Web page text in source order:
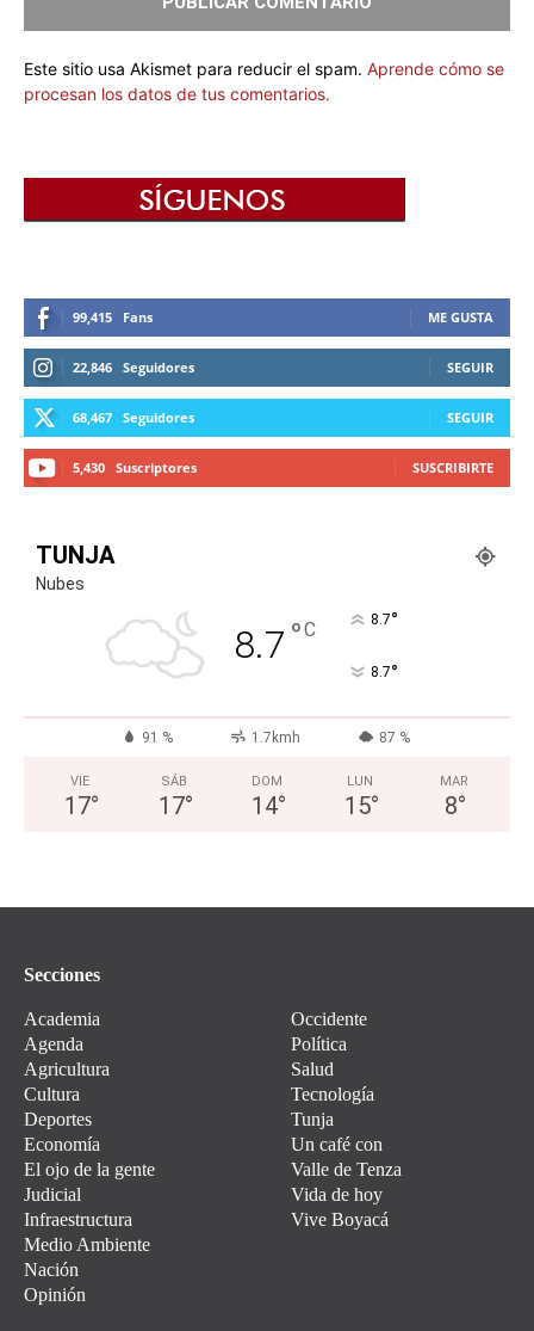
Este sitio usa Akismet para reducir el spam. Aprende cómo se
procesan los datos de tus comentarios.
99,415 Fans ME GUSTA
22,846 Seguidores SEGUIR
68,467 Seguidores SEGUIR
5,430 Suscriptores SUSCRIBIRTE
TUNJA
Nubes
8.7 °C 8.7°
8.7°
91 % 1.7kmh 87 %
VIE
17°
SÁB
17°
DOM
14°
LUN
15°
MAR
8°
Secciones
Academia
Agenda
Agricultura
Cultura
Deportes
Economía
El ojo de la gente
Judicial
Infraestructura
Medio Ambiente
Nación
Opinión
Occidente
Política
Salud
Tecnología
Tunja
Un café con
Valle de Tenza
Vida de hoy
Vive Boyacá